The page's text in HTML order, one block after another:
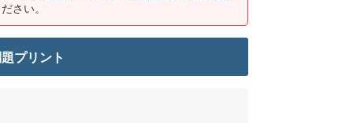
さい。
プリント